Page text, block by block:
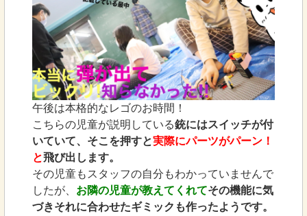
午後は本格的なレゴのお時間！
こちらの児童が説明している銃にはスイッチが付
いていて、そこを押すと実際にパーツがパーン！
と飛び出します。
その児童もスタッフの自分もわかっていませんで
したが、 お隣の児童が教えてくれてその機能に気
づきそれに合わせたギミックも作ったようです。